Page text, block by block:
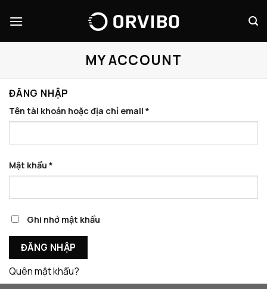
MY ACCOUNT
ĐĂNG NHẬP
Tên tài khoản hoặc địa chỉ email *
Mật khẩu *
Ghi nhớ mật khẩu
ĐĂNG NHẬP
Quên mật khẩu?